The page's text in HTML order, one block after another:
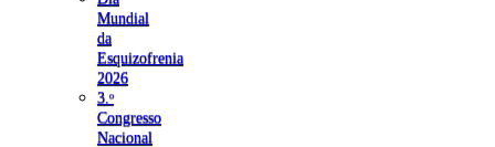
Mundial
da
Esquizofrenia
2026
3.ᵒ
Congresso
Nacional